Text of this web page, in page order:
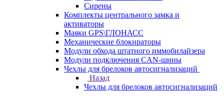
Сирены
Комплекты центрального замка и
активаторы
Маяки GPS\ГЛОНАСС
Механические блокираторы
Модули обхода штатного иммобилайзера
Модули подключения CAN-шины
Чехлы для брелоков автосигнализаций
Назад
Чехлы для брелоков автосигнализаций